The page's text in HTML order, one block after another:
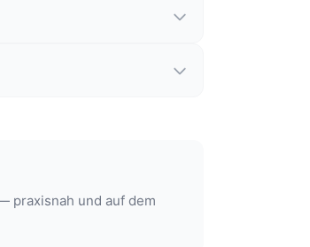
praxisnah und auf dem